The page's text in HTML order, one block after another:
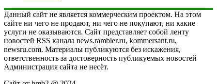
Данный сайт не является коммерческим проектом. На этом
сайте ни чего не продают, ни чего не покупают, ни какие
услуги не оказываются. Сайт представляет собой ленту
новостей RSS канала news.rambler.ru, kommersant.ru,
newsru.com. Материалы публикуются без искажения,
ответственность за достоверность публикуемых новостей
Администрация сайта не несёт.